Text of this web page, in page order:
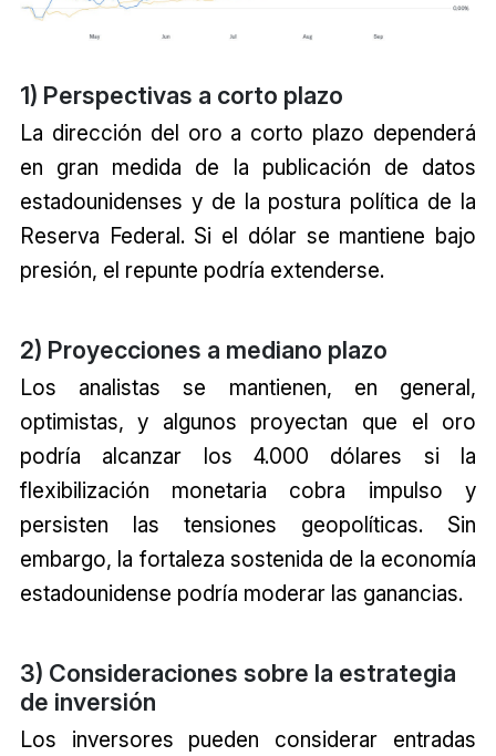
1) Perspectivas a corto plazo
La dirección del oro a corto plazo dependerá
en gran medida de la publicación de datos
estadounidenses y de la postura política de la
Reserva Federal. Si el dólar se mantiene bajo
presión, el repunte podría extenderse.
2) Proyecciones a mediano plazo
Los analistas se mantienen, en general,
optimistas, y algunos proyectan que el oro
podría alcanzar los 4.000 dólares si la
flexibilización monetaria cobra impulso y
persisten las tensiones geopolíticas. Sin
embargo, la fortaleza sostenida de la economía
estadounidense podría moderar las ganancias.
3) Consideraciones sobre la estrategia
de inversión
Los inversores pueden considerar entradas